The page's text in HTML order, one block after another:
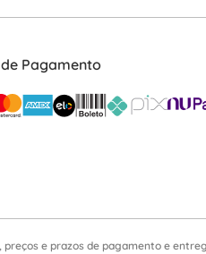
Pagamento
e prazos de pagamento e